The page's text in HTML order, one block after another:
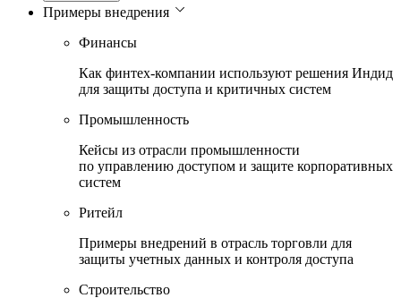
Примеры внедрения
Финансы
Как финтех-компании используют решения Индид
для защиты доступа и критичных систем
Промышленность
Кейсы из отрасли промышленности
по управлению доступом и защите корпоративных
систем
Ритейл
Примеры внедрений в отрасль торговли для
защиты учетных данных и контроля доступа
Строительство